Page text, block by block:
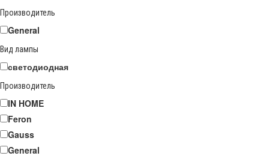
Производитель
General
Вид лампы
светодиодная
Производитель
IN HOME
Feron
Gauss
General